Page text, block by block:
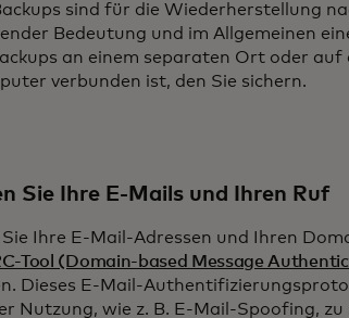
sind für die Wiederherstellung
Bedeutung und im Allgemeinen
an einem separaten Ort oder
verbunden ist, den Sie sichern.
Sie Ihre E-Mails und Ihren Ruf
Ihre E-Mail-Adressen und Ihren
Tool (Domain-based Message
Dieses E-Mail-
Nutzung, wie z. B. E-Mail-Spoofing,